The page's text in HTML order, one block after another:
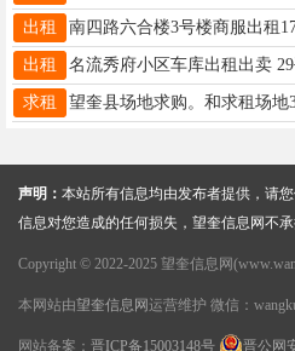
出租 南四路六合楼3号楼商服出租
出租
求租
声明： 本站所有信息均由发布者提供，请
信息对您造成的任何损失，望奎信息网不承
Copyright © 2022-2025 望奎信息网
本网站由望奎信息网 运营维护 微信：
网站备案： 晋ICP备15003148号 晋公网